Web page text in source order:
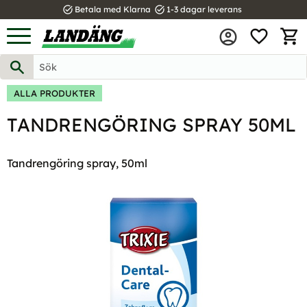
Meny
task_alt Betala med Klarna task_alt 1-3 dagar leverans
ALLA PRODUKTER
TANDRENGÖRING SPRAY 50ML
Tandrengöring spray, 50ml